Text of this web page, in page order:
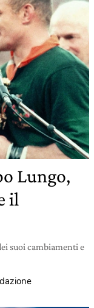
Lungo,
il
suoi cambiamenti e